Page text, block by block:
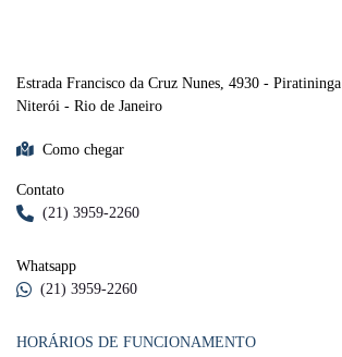
Estrada Francisco da Cruz Nunes, 4930 - Piratininga
Niterói - Rio de Janeiro
Como chegar
Contato
(21) 3959-2260
Whatsapp
(21) 3959-2260
HORÁRIOS DE FUNCIONAMENTO